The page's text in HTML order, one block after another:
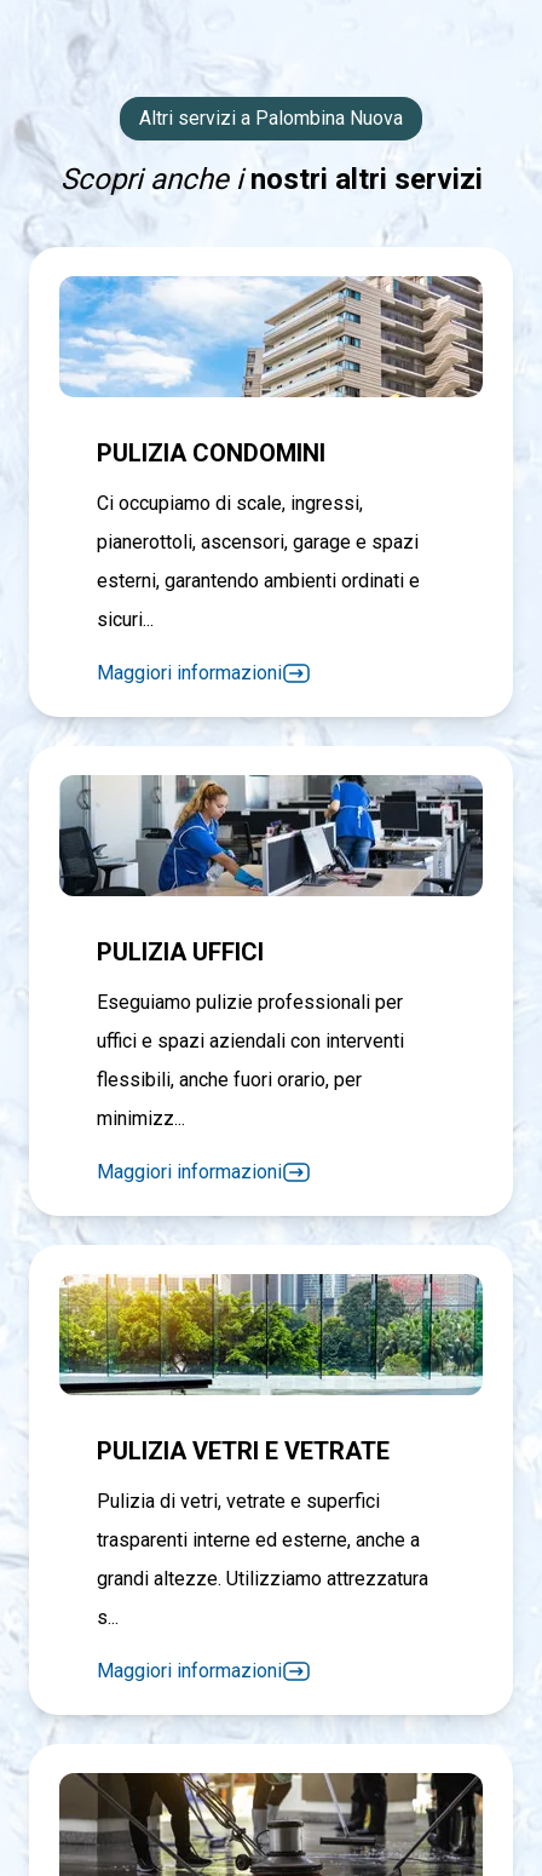
Altri servizi a Palombina Nuova
Scopri anche inostri altri servizi
PULIZIA CONDOMINI
Ci occupiamo di scale, ingressi,
pianerottoli, ascensori, garage e spazi
esterni, garantendo ambienti ordinati e
sicuri...
Maggiori informazioni
PULIZIA UFFICI
Eseguiamo pulizie professionali per
uffici e spazi aziendali con interventi
flessibili, anche fuori orario, per
minimizz...
Maggiori informazioni
PULIZIA VETRI E VETRATE
Pulizia di vetri, vetrate e superfici
trasparenti interne ed esterne, anche a
grandi altezze. Utilizziamo attrezzatura
s...
Maggiori informazioni